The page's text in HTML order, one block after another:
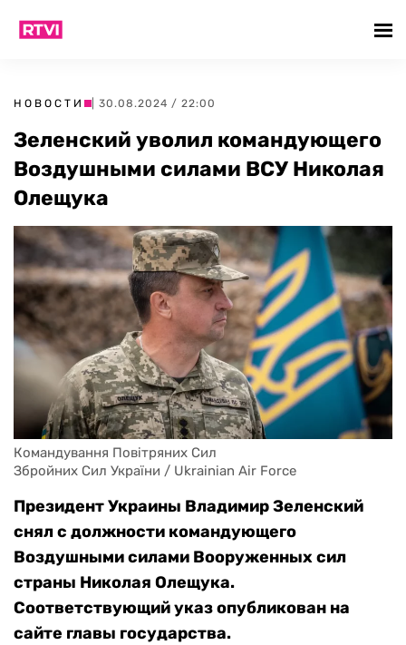
НОВОСТИ | 30.08.2024 / 22:00
Зеленский уволил командующего
Воздушными силами ВСУ Николая
Олещука
Командування Повітряних Сил
Збройних Сил України / Ukrainian Air Force
Президент Украины Владимир Зеленский
снял с должности командующего
Воздушными силами Вооруженных сил
страны Николая Олещука.
Соответствующий указ опубликован на
сайте главы государства.